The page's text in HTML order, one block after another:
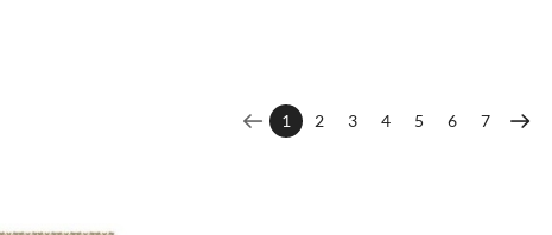
1 2 3 4 5 6 7